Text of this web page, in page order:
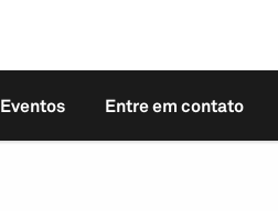
Eventos Entre em contato